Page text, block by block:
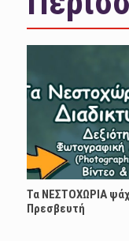
Τα ΝΕΣΤΟΧΩΡΙΑ
Πρεσβευτή